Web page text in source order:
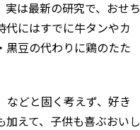
は最新の研究で、おせち
代にはすでに牛タンやカ
黒豆の代わりに鶏のたた
などと固く考えず、好き
えて、子供も喜ぶおいし